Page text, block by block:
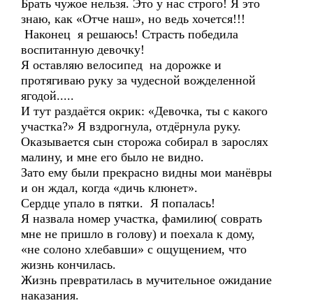
Брать чужое нельзя. Это у нас строго! Я это
знаю, как «Отче наш», но ведь хочется!!!
Наконец я решаюсь! Страсть победила
воспитанную девочку!
Я оставляю велосипед на дорожке и
протягиваю руку за чудесной вожделенной
ягодой.....
И тут раздаётся окрик: «Девочка, ты с какого
участка?» Я вздрогнула, отдёрнула руку.
Оказывается сын сторожа собирал в зарослях
малину, и мне его было не видно.
Зато ему были прекрасно видны мои манёвры
и он ждал, когда «дичь клюнет».
Сердце упало в пятки. Я попалась!
Я назвала номер участка, фамилию( соврать
мне не пришло в голову) и поехала к дому,
«не солоно хлебавши» с ощущением, что
жизнь кончилась.
Жизнь превратилась в мучительное ожидание
наказания.